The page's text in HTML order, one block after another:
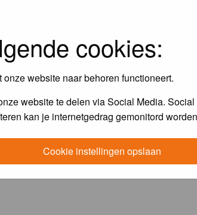
cookies:
website naar behoren functioneert.
website te delen via Social Media.
kan je internetgedrag gemonitord
Cookie instellingen opslaan
to log in.